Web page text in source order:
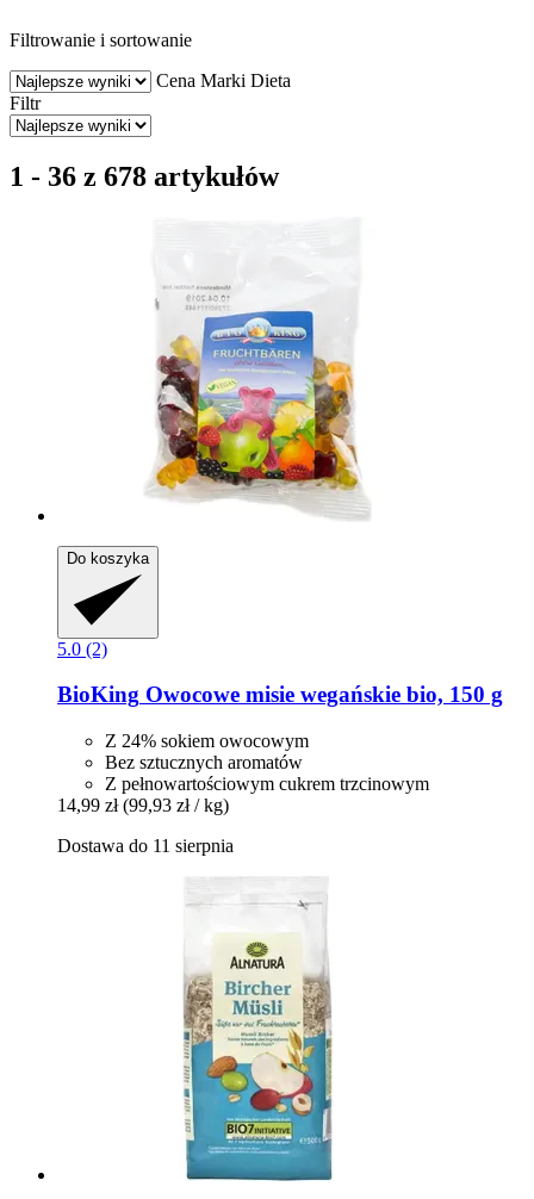
Filtrowanie i sortowanie
Cena Marki Dieta
Filtr
1 - 36 z 678 artykułów
Do koszyka
5.0 (2)
BioKing Owocowe misie wegańskie bio, 150 g
Z 24% sokiem owocowym
Bez sztucznych aromatów
Z pełnowartościowym cukrem trzcinowym
14,99 zł (99,93 zł / kg)
Dostawa do 11 sierpnia